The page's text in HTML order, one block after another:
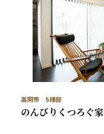
高岡市 S様邸
のんびりくつろぐ家